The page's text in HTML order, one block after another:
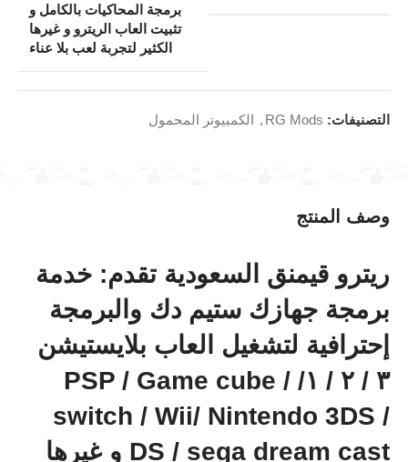
وصف المنتج
ريترو قيمنق السعودية تقدم: خدمة
برمجة جهازك ستيم دك والبرمجة
إحترافية لتشغيل العاب بلايستيشن
٣ / ٢ / ١/ PSP / Game cube /
switch / Wii/ Nintendo 3DS /
DS / sega dream cast و غيرها
برمجة المحاكيات بالكامل و
تثبيت العاب الريترو و غيرها
الكثير لتجربة لعب بلا عناء
التصنيفات: RG Mods
, الكمبيوتر المحمول